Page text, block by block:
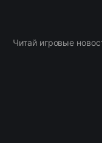
Читай игровые